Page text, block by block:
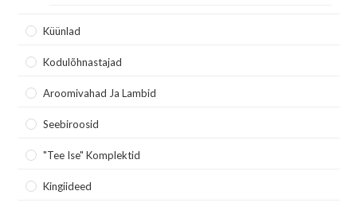
Küünlad
Kodulõhnastajad
Aroomivahad Ja Lambid
Seebiroosid
"Tee Ise" Komplektid
Kingiideed